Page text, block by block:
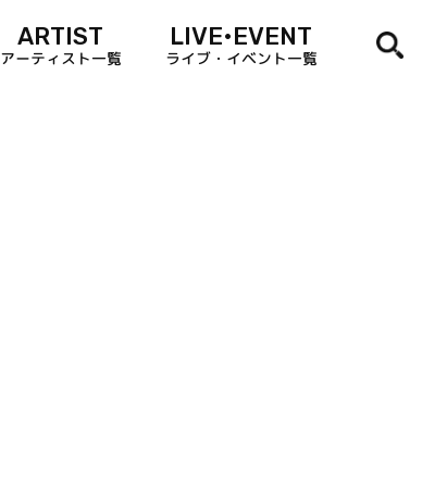
ARTIST
アーティスト一覧
LIVE•EVENT
ライブ・イベント一覧